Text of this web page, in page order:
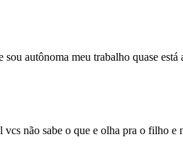
autônoma meu trabalho quase
não sabe o que e olha pra o filho e